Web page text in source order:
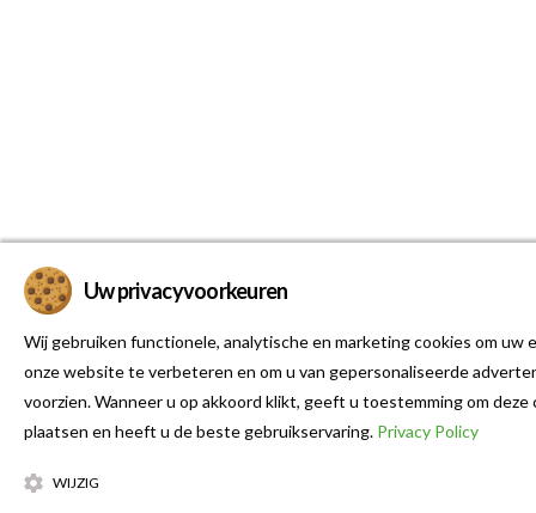
Uw privacyvoorkeuren
Wij gebruiken functionele, analytische en marketing cookies om uw
onze website te verbeteren en om u van gepersonaliseerde
voorzien. Wanneer u op akkoord klikt, geeft u toestemming om deze
plaatsen en heeft u de beste gebruikservaring. Privacy Policy
WIJZIG